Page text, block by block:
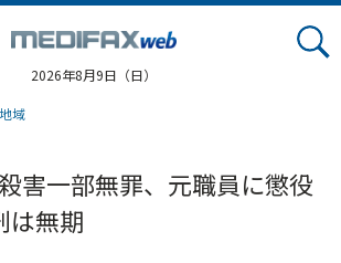
2026年8月9日（日）
地域
害一部無罪、元職員に懲役
無期